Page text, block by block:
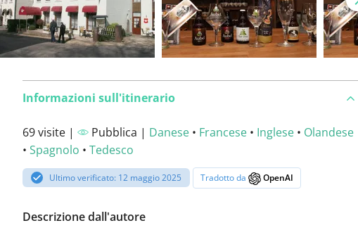
Informazioni sull'itinerario
69 visite | Pubblica | Danese • Francese • Inglese • Olandese
• Spagnolo • Tedesco
Ultimo verificato: 12 maggio 2025 Tradotto da OpenAI
Descrizione dall'autore